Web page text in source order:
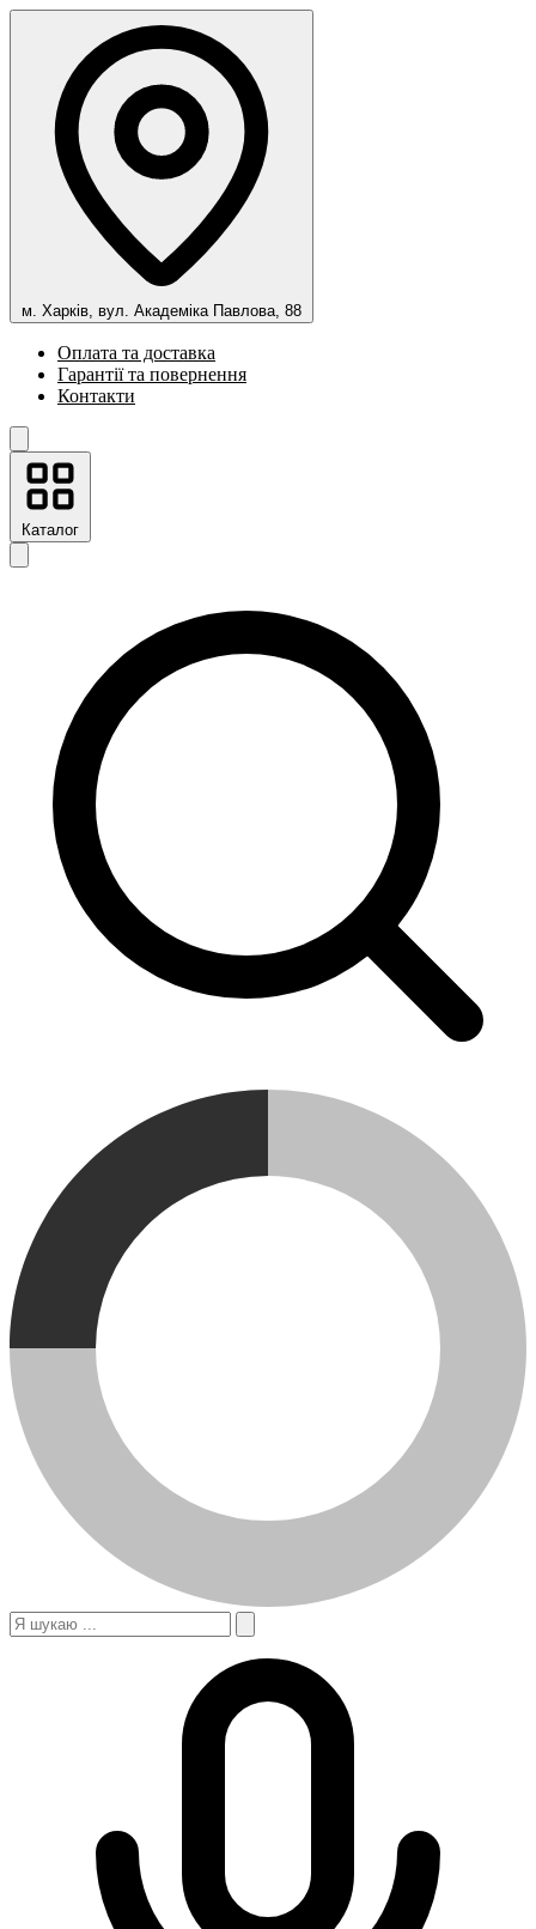
м. Харків, вул. Академіка Павлова, 88
Оплата та доставка
Гарантії та повернення
Контакти
Каталог